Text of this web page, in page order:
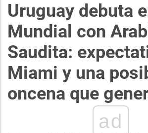
Uruguay debuta
Mundial con
Saudita:
Miami y una
oncena que
ad